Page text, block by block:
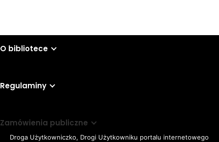
O bibliotece
Regulaminy
Zamówienia publiczne
Droga Użytkowniczko, Drogi Użytkowniku portalu internetowego